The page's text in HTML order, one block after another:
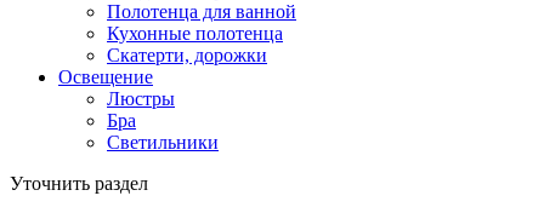
Полотенца для ванной
Кухонные полотенца
Скатерти, дорожки
Освещение
Люстры
Бра
Светильники
Уточнить раздел